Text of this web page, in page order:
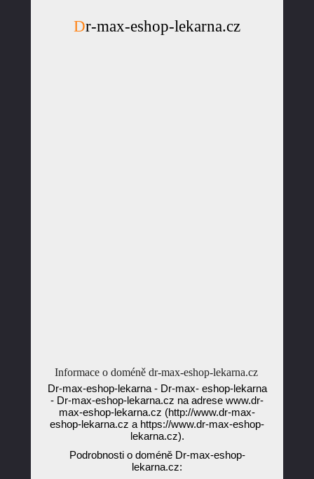
Dr-max-eshop-lekarna.cz
Informace o doméně dr-max-eshop-lekarna.cz
Dr-max-eshop-lekarna - Dr-max- eshop-lekarna
- Dr-max-eshop-lekarna.cz na adrese www.dr-
max-eshop-lekarna.cz (http://www.dr-max-
eshop-lekarna.cz a https://www.dr-max-eshop-
lekarna.cz).
Podrobnosti o doméně Dr-max-eshop-
lekarna.cz: